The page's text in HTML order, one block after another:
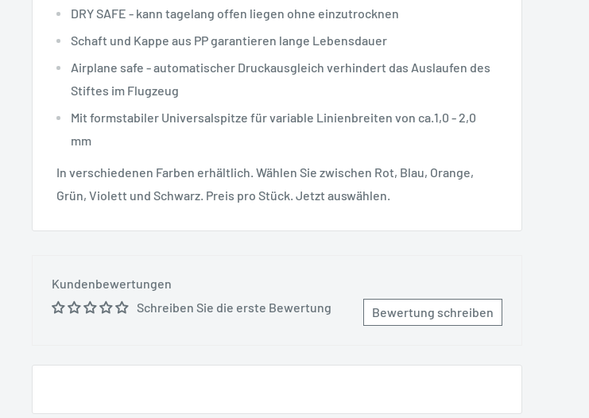
DRY SAFE - kann tagelang offen liegen ohne einzutrocknen
Schaft und Kappe aus PP garantieren lange Lebensdauer
Airplane safe - automatischer Druckausgleich verhindert das Auslaufen des
Stiftes im Flugzeug
Mit formstabiler Universalspitze für variable Linienbreiten von ca.1,0 - 2,0
mm
In verschiedenen Farben erhältlich. Wählen Sie zwischen Rot, Blau, Orange,
Grün, Violett und Schwarz. Preis pro Stück. Jetzt auswählen.
Kundenbewertungen
Schreiben Sie die erste Bewertung
Bewertung schreiben